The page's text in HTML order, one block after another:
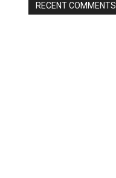
RECENT COMMENTS